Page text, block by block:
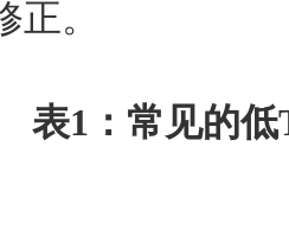
。
表1：常见的